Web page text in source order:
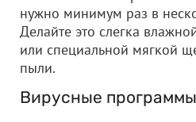
нужно минимум раз в
Делайте это слегка
или специальной мягкой
пыли.
Вирусные программы